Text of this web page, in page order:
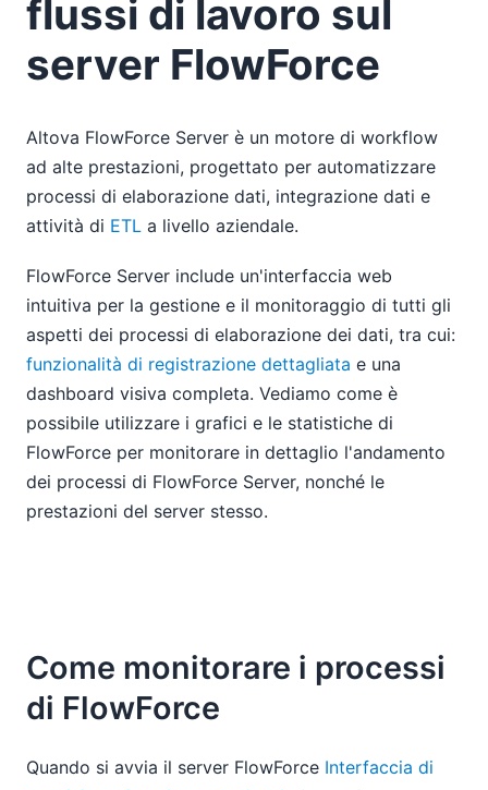
flussi di lavoro sul
server FlowForce
Altova FlowForce Server è un motore di workflow
ad alte prestazioni, progettato per automatizzare
processi di elaborazione dati, integrazione dati e
attività di ETL a livello aziendale.
FlowForce Server include un'interfaccia web
intuitiva per la gestione e il monitoraggio di tutti gli
aspetti dei processi di elaborazione dei dati, tra cui:
funzionalità di registrazione dettagliata e una
dashboard visiva completa. Vediamo come è
possibile utilizzare i grafici e le statistiche di
FlowForce per monitorare in dettaglio l'andamento
dei processi di FlowForce Server, nonché le
prestazioni del server stesso.
Come monitorare i processi
di FlowForce
Quando si avvia il server FlowForce Interfaccia di